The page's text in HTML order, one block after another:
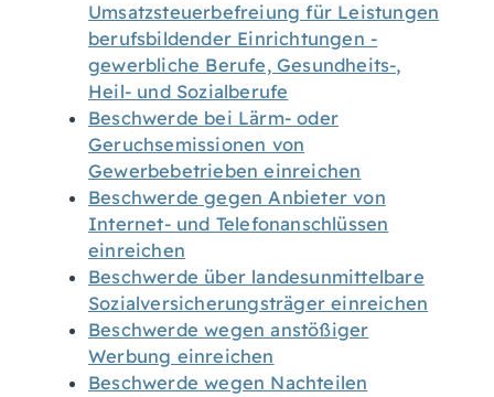
Umsatzsteuerbefreiung für Leistungen
berufsbildender Einrichtungen -
gewerbliche Berufe, Gesundheits-,
Heil- und Sozialberufe
Beschwerde bei Lärm- oder
Geruchsemissionen von
Gewerbebetrieben einreichen
Beschwerde gegen Anbieter von
Internet- und Telefonanschlüssen
einreichen
Beschwerde über landesunmittelbare
Sozialversicherungsträger einreichen
Beschwerde wegen anstößiger
Werbung einreichen
Beschwerde wegen Nachteilen